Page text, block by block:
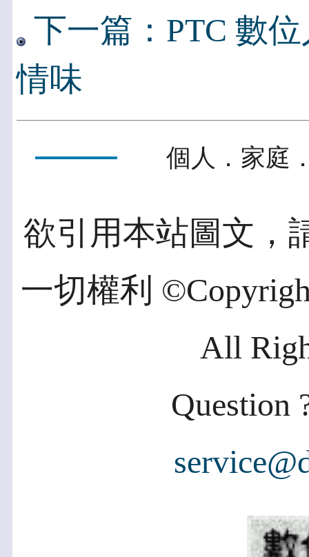
下一篇：PTC 數
情味
個人．家庭
欲引用本站圖文，
一切權利
All
Question